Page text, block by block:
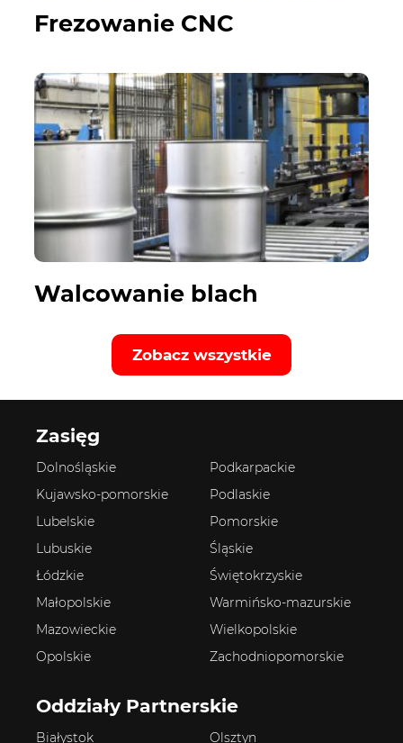
Frezowanie CNC
Walcowanie blach
Zobacz wszystkie
Zasięg
Dolnośląskie
Kujawsko-pomorskie
Lubelskie
Lubuskie
Łódzkie
Małopolskie
Mazowieckie
Opolskie
Podkarpackie
Podlaskie
Pomorskie
Śląskie
Świętokrzyskie
Warmińsko-mazurskie
Wielkopolskie
Zachodniopomorskie
Oddziały Partnerskie
Białystok
Olsztyn